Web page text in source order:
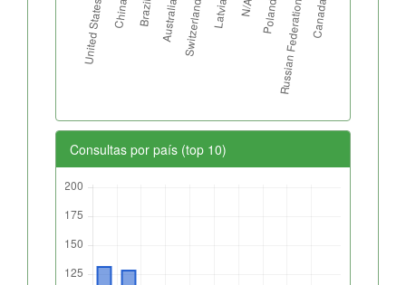
Consultas por país (top 10)